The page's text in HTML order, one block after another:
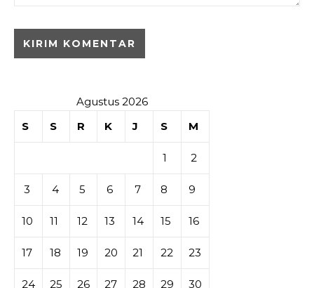
Agustus 2026
S
S R K J S M
1 2
3 4 5 6 7 8 9
10 11 12 13 14 15 16
17 18 19 20 21 22 23
24 25 26 27 28 29 30